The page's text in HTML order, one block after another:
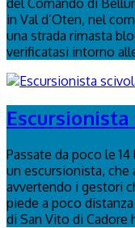
del Comando di
in Val d’Oten, nel
una strada rimasta
verificatasi intorno
Passate da poco le 14
un escursionista, che
avvertendo i gestori
piede a poco
di San Vito di